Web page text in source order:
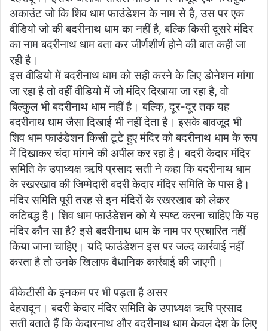
अकाउंट जो कि शिव धाम फाउंडेशन के नाम से है, उस पर एक
वीडियो जो की बदरीनाथ धाम का नहीं है, बल्कि किसी दूसरे मंदिर
का नाम बदरीनाथ धाम बता कर जीर्णशीर्ण होने की बात कही जा
रही है।
इस वीडियो में बदरीनाथ धाम को सही करने के लिए डोनेशन मांगा
जा रहा है तो वहीं वीडियो में जो मंदिर दिखाया जा रहा है, वो
बिल्कुल भी बदरीनाथ धाम नहीं है। बल्कि, दूर-दूर तक यह
बदरीनाथ धाम जैसा दिखाई भी नहीं देता है। इसके बावजूद भी
शिव धाम फाउंडेशन किसी टूटे हुए मंदिर को बदरीनाथ धाम के रूप
में दिखाकर चंदा मांगने की अपील कर रहा है। बदरी केदार मंदिर
समिति के उपाध्यक्ष ऋषि प्रसाद सती ने कहा कि बदरीनाथ धाम
के रखरखाव की जिम्मेदारी बदरी केदार मंदिर समिति के पास है।
मंदिर समिति पूरी तरह से इन मंदिरों के रखरखाव को लेकर
कटिबद्ध है। शिव धाम फाउंडेशन को ये स्पष्ट करना चाहिए कि यह
मंदिर कौन सा है? इसे बदरीनाथ धाम के नाम पर प्रचारित नहीं
किया जाना चाहिए। यदि फाउंडेशन इस पर जल्द कार्रवाई नहीं
करता है तो उनके खिलाफ वैधानिक कार्रवाई की जाएगी।
बीकेटीसी के इनकम पर भी पड़ता है असर
देहरादून। बदरी केदार मंदिर समिति के उपाध्यक्ष ऋषि प्रसाद
सती बताते हैं कि केदारनाथ और बदरीनाथ धाम केवल देश के लिए